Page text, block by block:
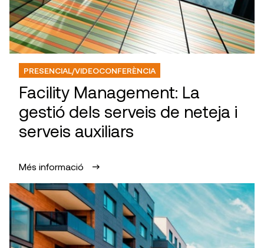
PRESENCIAL/VIDEOCONFERÈNCIA
Facility Management: La
gestió dels serveis de neteja i
serveis auxiliars
Més informació